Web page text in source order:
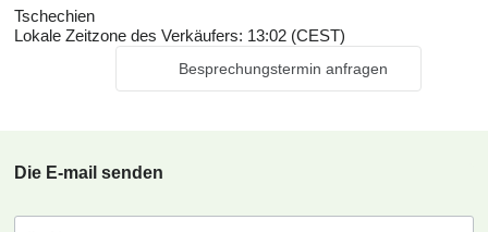
Tschechien
Lokale Zeitzone des Verkäufers: 13:02 (CEST)
Besprechungstermin anfragen
Die E-mail senden